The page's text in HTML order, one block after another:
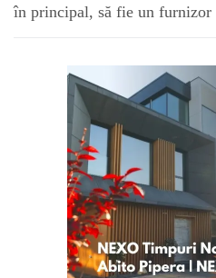
în principal, să fie un furnizor